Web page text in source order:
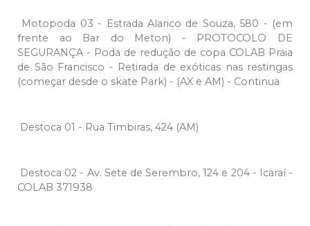
Motopoda 03 - Estrada Alarico de Souza, 580 - (em
frente ao Bar do Meton) - PROTOCOLO DE
SEGURANÇA - Poda de redução de copa COLAB Praia
de São Francisco - Retirada de exóticas nas restingas
(começar desde o skate Park) - (AX e AM) - Continua
Destoca 01 - Rua Timbiras, 424 (AM)
Destoca 02 - Av. Sete de Serembro, 124 e 204 - Icaraí -
COLAB 371938